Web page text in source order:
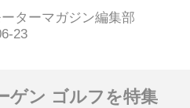
行なっていないというこ
のような役割を持つの
ターマガジン編集部
ゲン ゴルフを特集